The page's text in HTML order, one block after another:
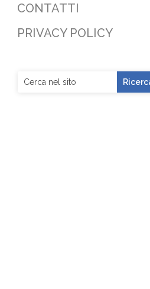
CONTATTI
PRIVACY POLICY